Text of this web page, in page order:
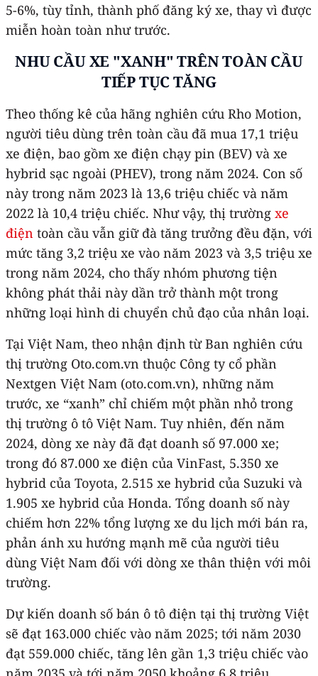
5-6%, tùy tỉnh, thành phố đăng ký xe, thay vì được
miễn hoàn toàn như trước.
NHU CẦU XE "XANH" TRÊN TOÀN CẦU
TIẾP TỤC TĂNG
Theo thống kê của hãng nghiên cứu Rho Motion,
người tiêu dùng trên toàn cầu đã mua 17,1 triệu
xe điện, bao gồm xe điện chạy pin (BEV) và xe
hybrid sạc ngoài (PHEV), trong năm 2024. Con số
này trong năm 2023 là 13,6 triệu chiếc và năm
2022 là 10,4 triệu chiếc. Như vậy, thị trường xe
điện toàn cầu vẫn giữ đà tăng trưởng đều đặn, với
mức tăng 3,2 triệu xe vào năm 2023 và 3,5 triệu xe
trong năm 2024, cho thấy nhóm phương tiện
không phát thải này dần trở thành một trong
những loại hình di chuyển chủ đạo của nhân loại.
Tại Việt Nam, theo nhận định từ Ban nghiên cứu
thị trường Oto.com.vn thuộc Công ty cổ phần
Nextgen Việt Nam (oto.com.vn), những năm
trước, xe “xanh” chỉ chiếm một phần nhỏ trong
thị trường ô tô Việt Nam. Tuy nhiên, đến năm
2024, dòng xe này đã đạt doanh số 97.000 xe;
trong đó 87.000 xe điện của VinFast, 5.350 xe
hybrid của Toyota, 2.515 xe hybrid của Suzuki và
1.905 xe hybrid của Honda. Tổng doanh số này
chiếm hơn 22% tổng lượng xe du lịch mới bán ra,
phản ánh xu hướng mạnh mẽ của người tiêu
dùng Việt Nam đối với dòng xe thân thiện với môi
trường.
Dự kiến doanh số bán ô tô điện tại thị trường Việt
sẽ đạt 163.000 chiếc vào năm 2025; tới năm 2030
đạt 559.000 chiếc, tăng lên gần 1,3 triệu chiếc vào